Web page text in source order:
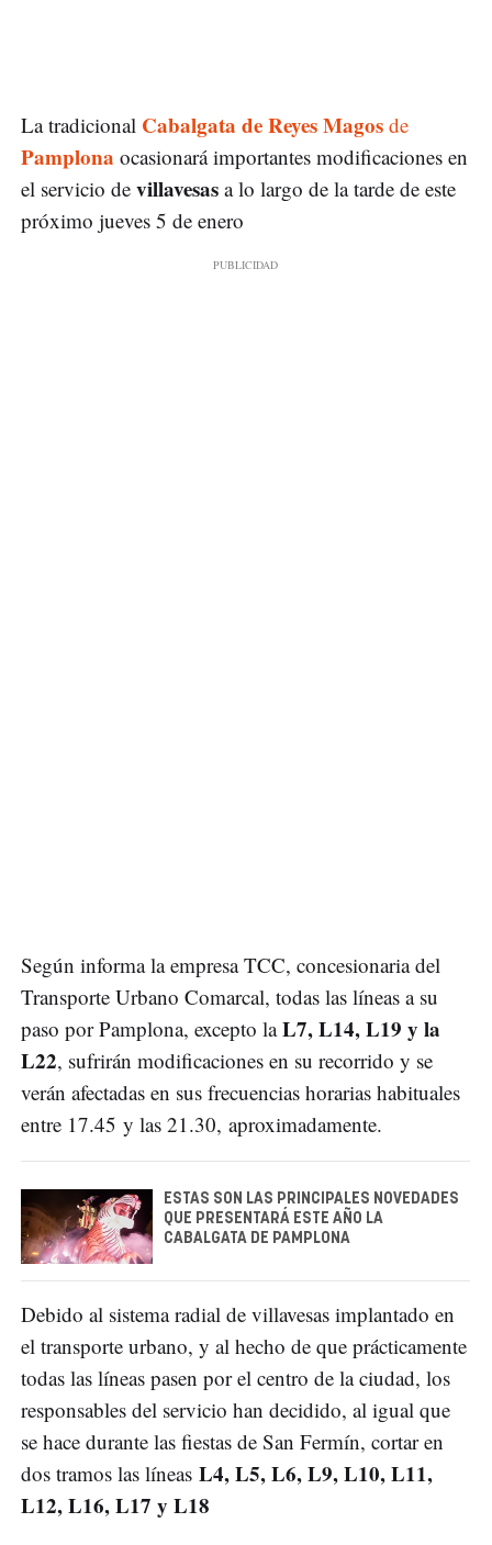
La tradicional Cabalgata de Reyes Magos de
Pamplona ocasionará importantes modificaciones en
el servicio de villavesas a lo largo de la tarde de este
próximo jueves 5 de enero
Según informa la empresa TCC, concesionaria del
Transporte Urbano Comarcal, todas las líneas a su
paso por Pamplona, excepto laL7, L14, L19 y la
L22, sufrirán modificaciones en su recorrido y se
verán afectadas en sus frecuencias horarias habituales
entre 17.45 y las 21.30, aproximadamente.
ESTAS SON LAS PRINCIPALES NOVEDADES
QUE PRESENTARÁ ESTE AÑO LA
CABALGATA DE PAMPLONA
Debido al sistema radial de villavesas implantado en
el transporte urbano, y al hecho de que prácticamente
todas las líneas pasen por el centro de la ciudad, los
responsables del servicio han decidido, al igual que
se hace durante las fiestas de San Fermín, cortar en
dos tramos las líneas L4, L5, L6, L9, L10, L11,
L12, L16, L17 y L18